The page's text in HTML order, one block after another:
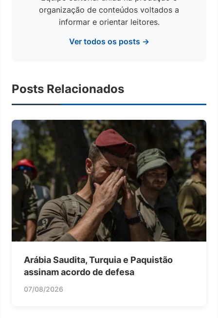
organização de conteúdos voltados a
informar e orientar leitores.
Ver todos os posts →
Posts Relacionados
Arábia Saudita, Turquia e Paquistão
assinam acordo de defesa
07/08/2026